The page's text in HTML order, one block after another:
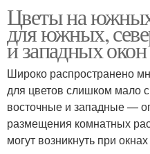
Цветы на
для южных,
и западных окон
Широко распространено
для цветов слишком мало
восточные и западные —
размещения комнатных
могут возникнуть при